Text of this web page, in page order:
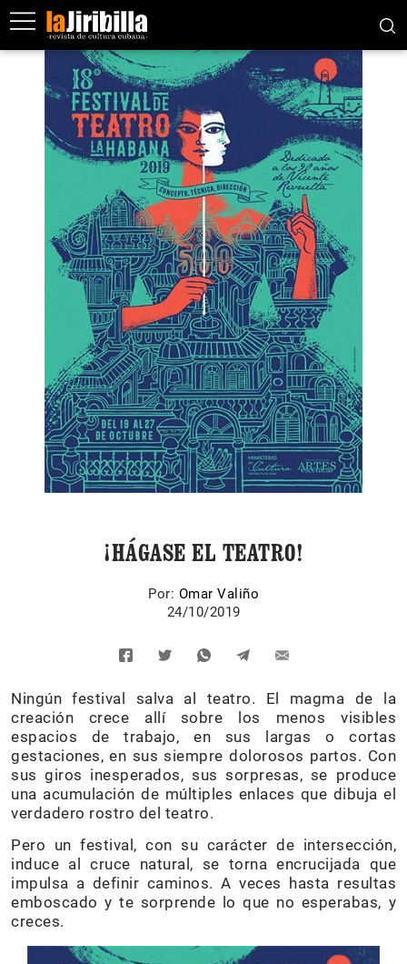
¡HÁGASE EL TEATRO!
Por: Omar Valiño
24/10/2019
Ningún festival salva al teatro. El magma de la
creación crece allí sobre los menos visibles
espacios de trabajo, en sus largas o cortas
gestaciones, en sus siempre dolorosos partos. Con
sus giros inesperados, sus sorpresas, se produce
una acumulación de múltiples enlaces que dibuja el
verdadero rostro del teatro.
Pero un festival, con su carácter de intersección,
induce al cruce natural, se torna encrucijada que
impulsa a definir caminos. A veces hasta resultas
emboscado y te sorprende lo que no esperabas, y
creces.